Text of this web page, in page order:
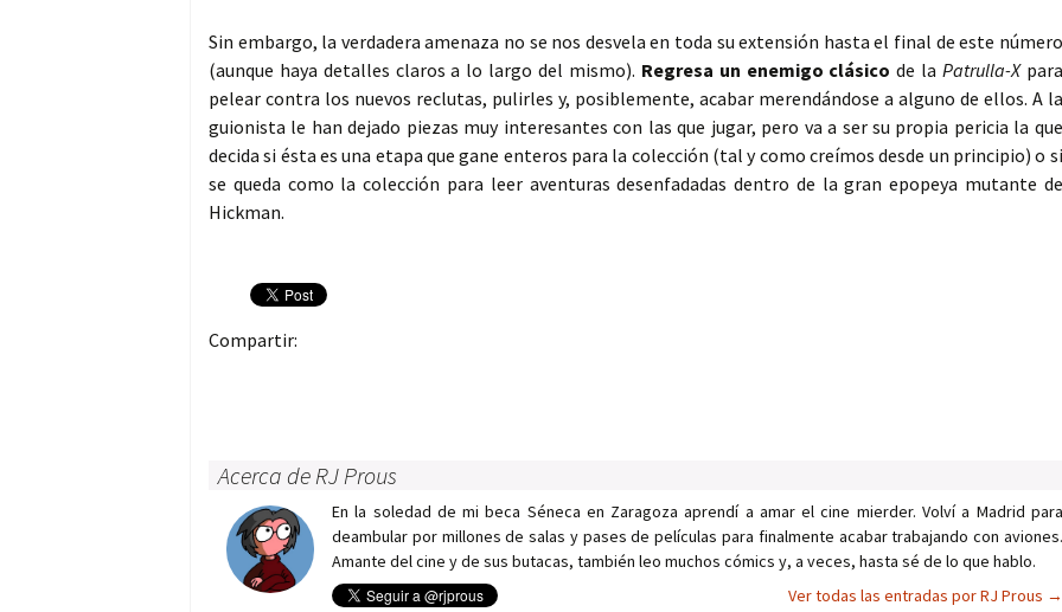
Sin embargo, la verdadera amenaza no se nos desvela en toda su extensión hasta el final de este número
(aunque haya detalles claros a lo largo del mismo). Regresa un enemigo clásico de la Patrulla-Xpara
pelear contra los nuevos reclutas, pulirles y, posiblemente, acabar merendándose a alguno de ellos. A la
guionista le han dejado piezas muy interesantes con las que jugar, pero va a ser su propia pericia la que
decida si ésta es una etapa que gane enteros para la colección (tal y como creímos desde un principio) o si
se queda como la colección para leer aventuras desenfadadas dentro de la gran epopeya mutante de
Hickman.
Compartir:
Acerca de RJ Prous
En la soledad de mi beca Séneca en Zaragoza aprendí a amar el cine mierder. Volví a Madrid para
deambular por millones de salas y pases de películas para finalmente acabar trabajando con aviones.
Amante del cine y de sus butacas, también leo muchos cómics y, a veces, hasta sé de lo que hablo.
Ver todas las entradas por RJ Prous →